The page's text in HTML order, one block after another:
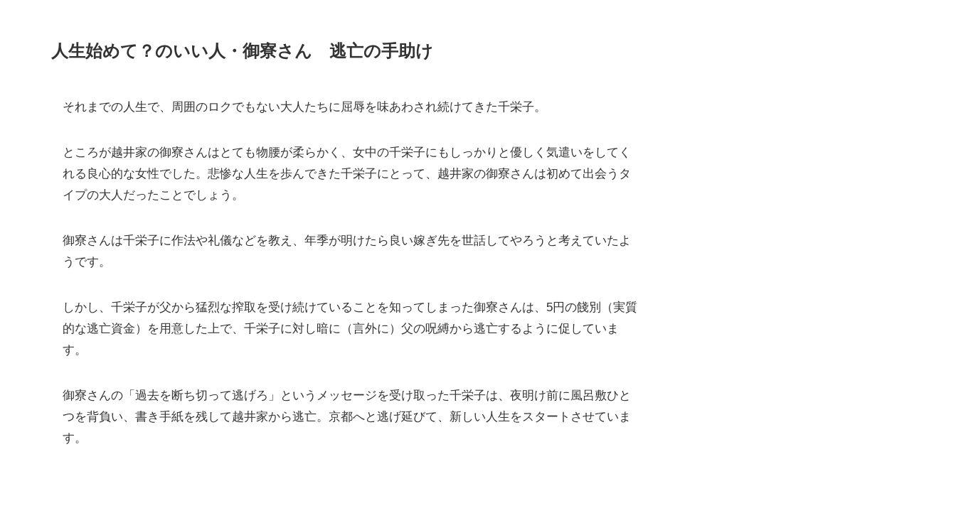
人生始めて？のいい人・御寮さん 逃亡の手助け
それまでの人生で、周囲のロクでもない大人たちに屈辱を味あわされ続けてきた千栄子。
ところが越井家の御寮さんはとても物腰が柔らかく、女中の千栄子にもしっかりと優しく気遣いをしてく
れる良心的な女性でした。悲惨な人生を歩んできた千栄子にとって、越井家の御寮さんは初めて出会うタ
イプの大人だったことでしょう。
御寮さんは千栄子に作法や礼儀などを教え、年季が明けたら良い嫁ぎ先を世話してやろうと考えていたよ
うです。
しかし、千栄子が父から猛烈な搾取を受け続けていることを知ってしまった御寮さんは、5円の餞別（実質
的な逃亡資金）を用意した上で、千栄子に対し暗に（言外に）父の呪縛から逃亡するように促していま
す。
御寮さんの「過去を断ち切って逃げろ」というメッセージを受け取った千栄子は、夜明け前に風呂敷ひと
つを背負い、書き手紙を残して越井家から逃亡。京都へと逃げ延びて、新しい人生をスタートさせていま
す。